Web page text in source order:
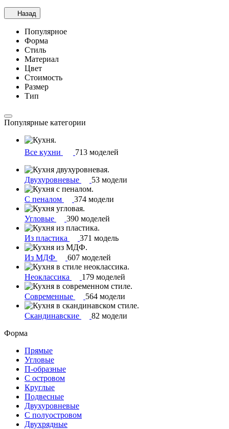
Назад
Популярное
Форма
Стиль
Материал
Цвет
Стоимость
Размер
Тип
Популярные категории
Все кухни 713 моделей
Двухуровневые 53 модели
С пеналом 374 модели
Угловые 390 моделей
Из пластика 371 модель
Из МДФ 607 моделей
Неоклассика 179 моделей
Современные 564 модели
Скандинавские
82 модели
Форма
Прямые
Угловые
П-образные
С островом
Круглые
Подвесные
Двухуровневые
С полуостровом
Двухрядные